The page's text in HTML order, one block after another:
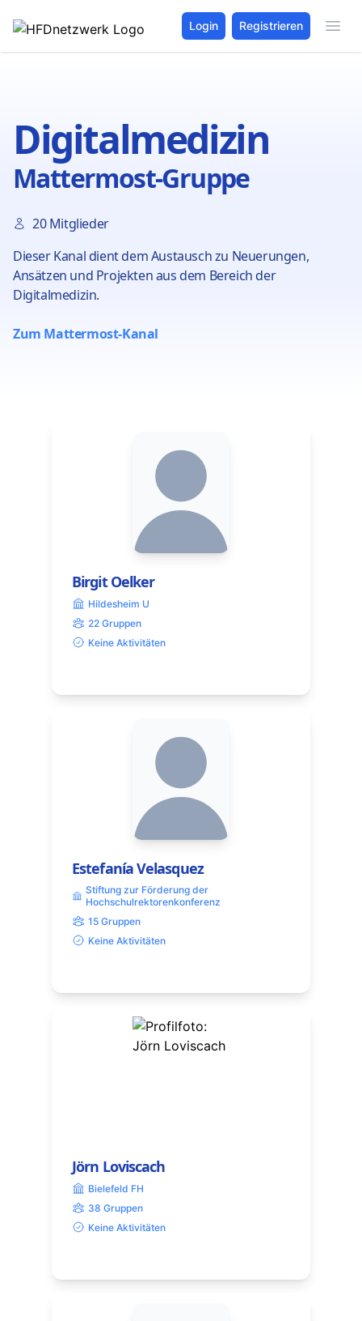
Login Registrieren
Digitalmedizin
Mattermost-Gruppe
20 Mitglieder
Dieser Kanal dient dem Austausch zu Neuerungen,
Ansätzen und Projekten aus dem Bereich der
Digitalmedizin.
Zum Mattermost-Kanal
Birgit Oelker
Hildesheim U
22 Gruppen
Keine Aktivitäten
Estefanía Velasquez
Stiftung zur Förderung der
Hochschulrektorenkonferenz
15 Gruppen
Keine Aktivitäten
Jörn Loviscach
Bielefeld FH
38 Gruppen
Keine Aktivitäten